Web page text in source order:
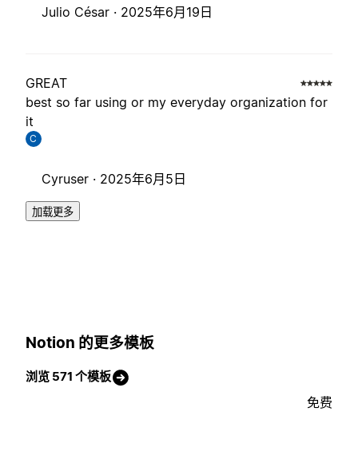
Julio César · 2025年6月19日
GREAT
best so far using or my everyday organization for
it
C
Cyruser · 2025年6月5日
加载更多
Notion 的更多模板
浏览 571 个模板
免费